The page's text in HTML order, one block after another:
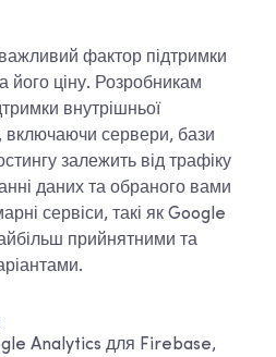
фактор підтримки
його ціну. Розробникам
внутрішньої
включаючи сервери, бази
залежить від трафіку
даних та обраного вами
сервіси, такі як Google
прийнятними та
Analytics для Firebase,